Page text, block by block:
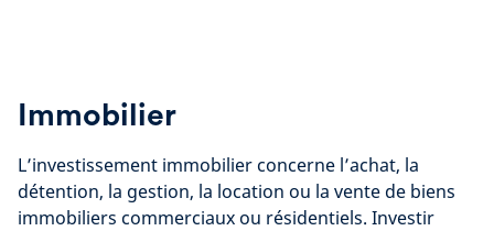
Immobilier
L’investissement immobilier concerne l’achat, la
détention, la gestion, la location ou la vente de biens
immobiliers commerciaux ou résidentiels. Investir